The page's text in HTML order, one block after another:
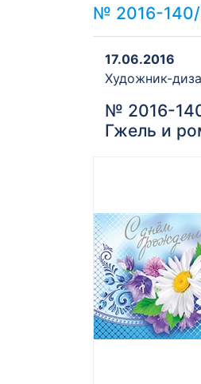
№ 2016-
17.06.2016
Художник-
№ 2016-
Гжель и